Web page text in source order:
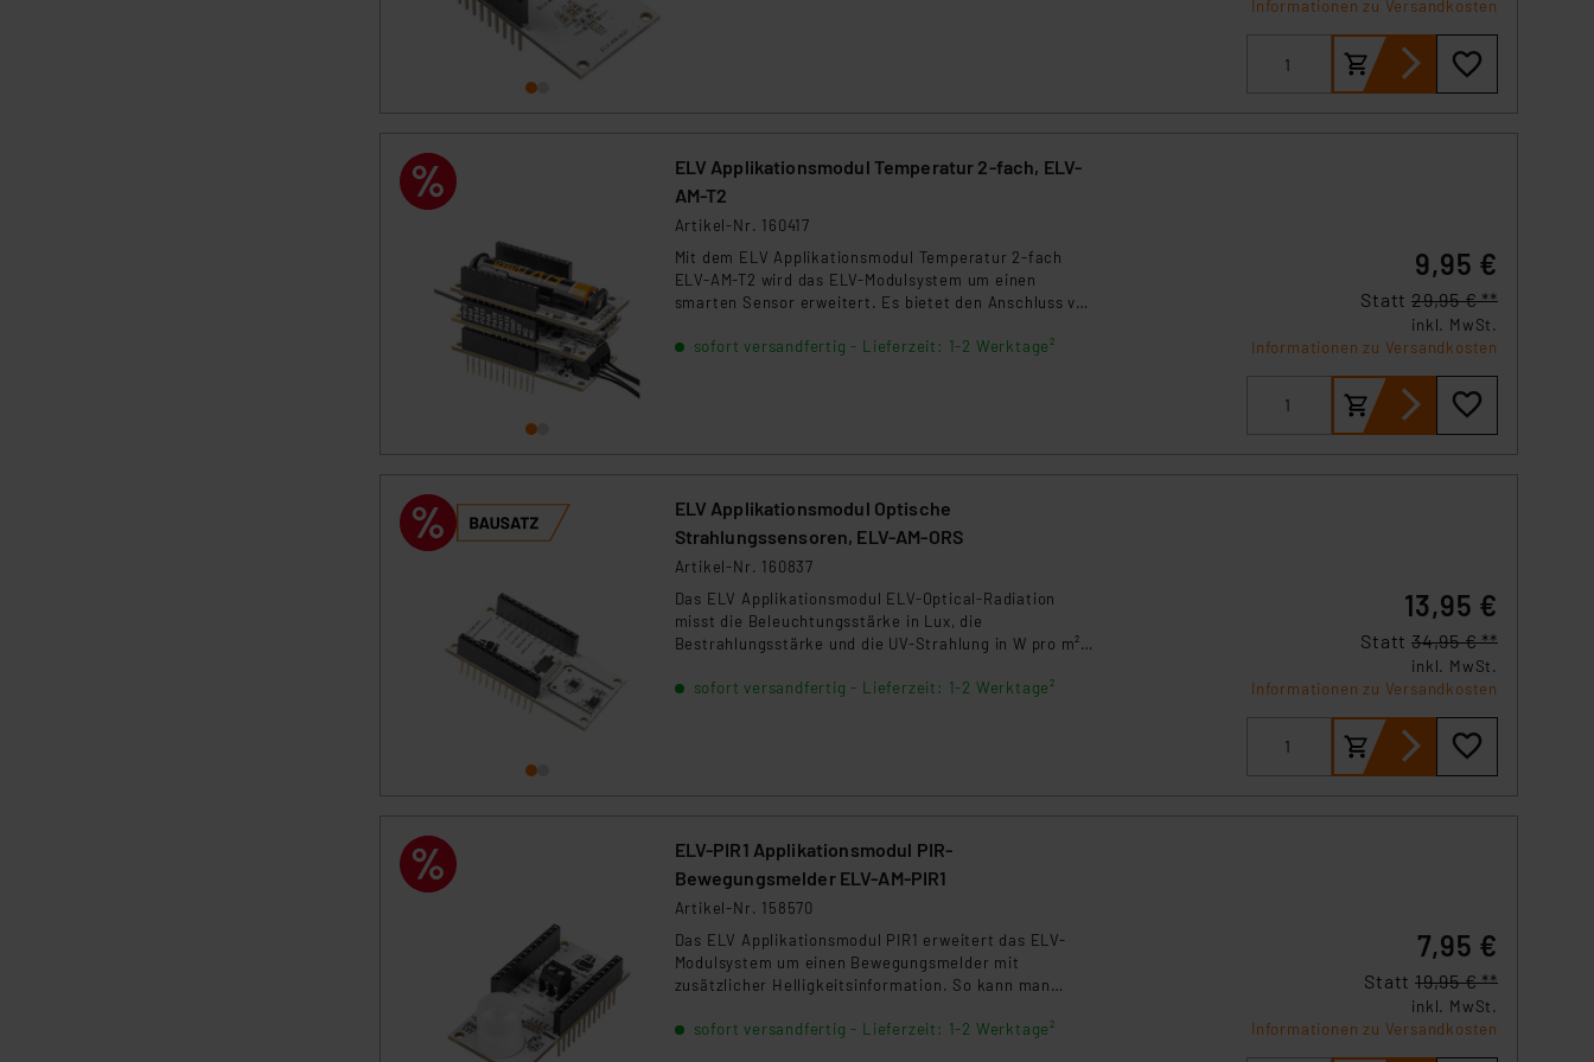
Für die USA besteht kein Angemessenheitsbeschluss der EU. Dies bedeutet, dass die USA als Land mit unzureichendem
Datenschutz nach EU-Standards eingestuft wird. So besteht etwa das Risiko, dass US-Behörden personenbezogene
Daten in Überwachungsprogrammen verarbeiten, ohne dass hiergegen Klagemöglichkeiten für Europäer bestehen.
Unsere Kooperation mit diesen Dienstleistern stützt sich auf die Standarddatenschutzklauseln der Europäischen
Daten, verbundenen Risiken.“
Datenschutzerklärung
Informationen zu Versandkosten
ELV Applikationsmodul Temperatur 2-fach, ELV-
AM-T2
Artikel-Nr. 160417
Mit dem ELV Applikationsmodul Temperatur 2-fach
ELV-AM-T2 wird das ELV-Modulsystem um einen
smarten Sensor erweitert. Es bietet den Anschluss von
verschiedenen Orten platziert werden können. In
sofort versandfertig - Lieferzeit: 1-2 Werktage²
9,95 €
Statt 29,95 € **
inkl. MwSt.
Informationen zu Versandkosten
ELV Applikationsmodul Optische
Strahlungssensoren, ELV-AM-ORS
Artikel-Nr. 160837
Das ELV Applikationsmodul ELV-Optical-Radiation
misst die Beleuchtungsstärke in Lux, die
Bestrahlungsstärke und die UV-Strahlung in W pro m².
Modul eine spannende Erweiterung des Modulsystems
sofort versandfertig - Lieferzeit: 1-2 Werktage²
13,95 €
Statt 34,95 € **
inkl. MwSt.
Informationen zu Versandkosten
ELV-PIR1 Applikationsmodul PIR-
Bewegungsmelder ELV-AM-PIR1
Artikel-Nr. 158570
Das ELV Applikationsmodul PIR1 erweitert das ELV-
Modulsystem um einen Bewegungsmelder mit
zusätzlicher Helligkeitsinformation. So kann man
kompakten und stromsparenden LoRaWAN-Sensor
sofort versandfertig - Lieferzeit: 1-2 Werktage²
7,95 €
Statt 19,95 € **
inkl. MwSt.
Informationen zu Versandkosten